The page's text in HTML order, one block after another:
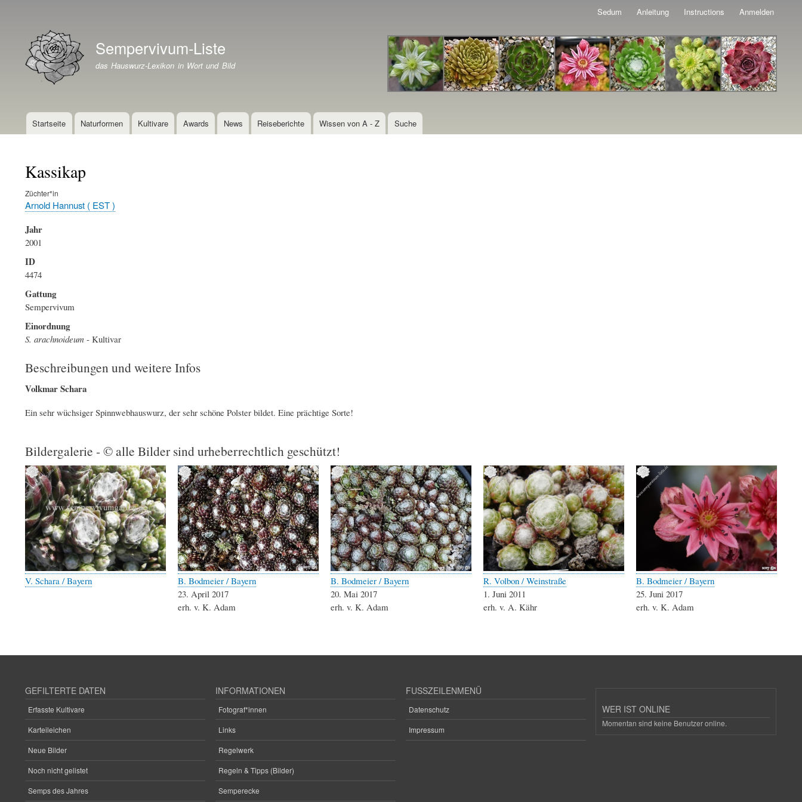
Inhalt
Sedum Anleitung Instructions Anmelden
Branding der WebsiteSempervivum-Liste
das Hauswurz-Lexikon in Wort und Bild
Hauptnavigation
Startseite Naturformen Kultivare Awards News Reiseberichte Wissen von A - Z Suche
Kassikap
Züchter*in
Arnold Hannust ( EST )
Jahr
2001
ID
4474
Gattung
Sempervivum
Einordnung
S. arachnoideum - Kultivar
Beschreibungen und weitere Infos
Volkmar Schara
Ein sehr wüchsiger Spinnwebhauswurz, der sehr schöne Polster bildet. Eine prächtige Sorte!
Bildergalerie - © alle Bilder sind urheberrechtlich geschützt!
V. Schara / Bayern
B. Bodmeier / Bayern
23. April 2017
erh. v. K. Adam
B. Bodmeier / Bayern
20. Mai 2017
erh. v. K. Adam
R. Volbon / Weinstraße
1. Juni 2011
erh. v. A. Kähr
B. Bodmeier / Bayern
25. Juni 2017
erh. v. K. Adam
GEFILTERTE DATEN
Erfasste Kultivare
Karteileichen
Neue Bilder
Noch nicht gelistet
Semps des Jahres
INFORMATIONEN
Fotograf*innen
Links
Regelwerk
Regeln & Tipps (Bilder)
Semperecke
FUSSZEILENMENÜ
Datenschutz
Impressum
WER IST ONLINE
Momentan sind keine Benutzer online.